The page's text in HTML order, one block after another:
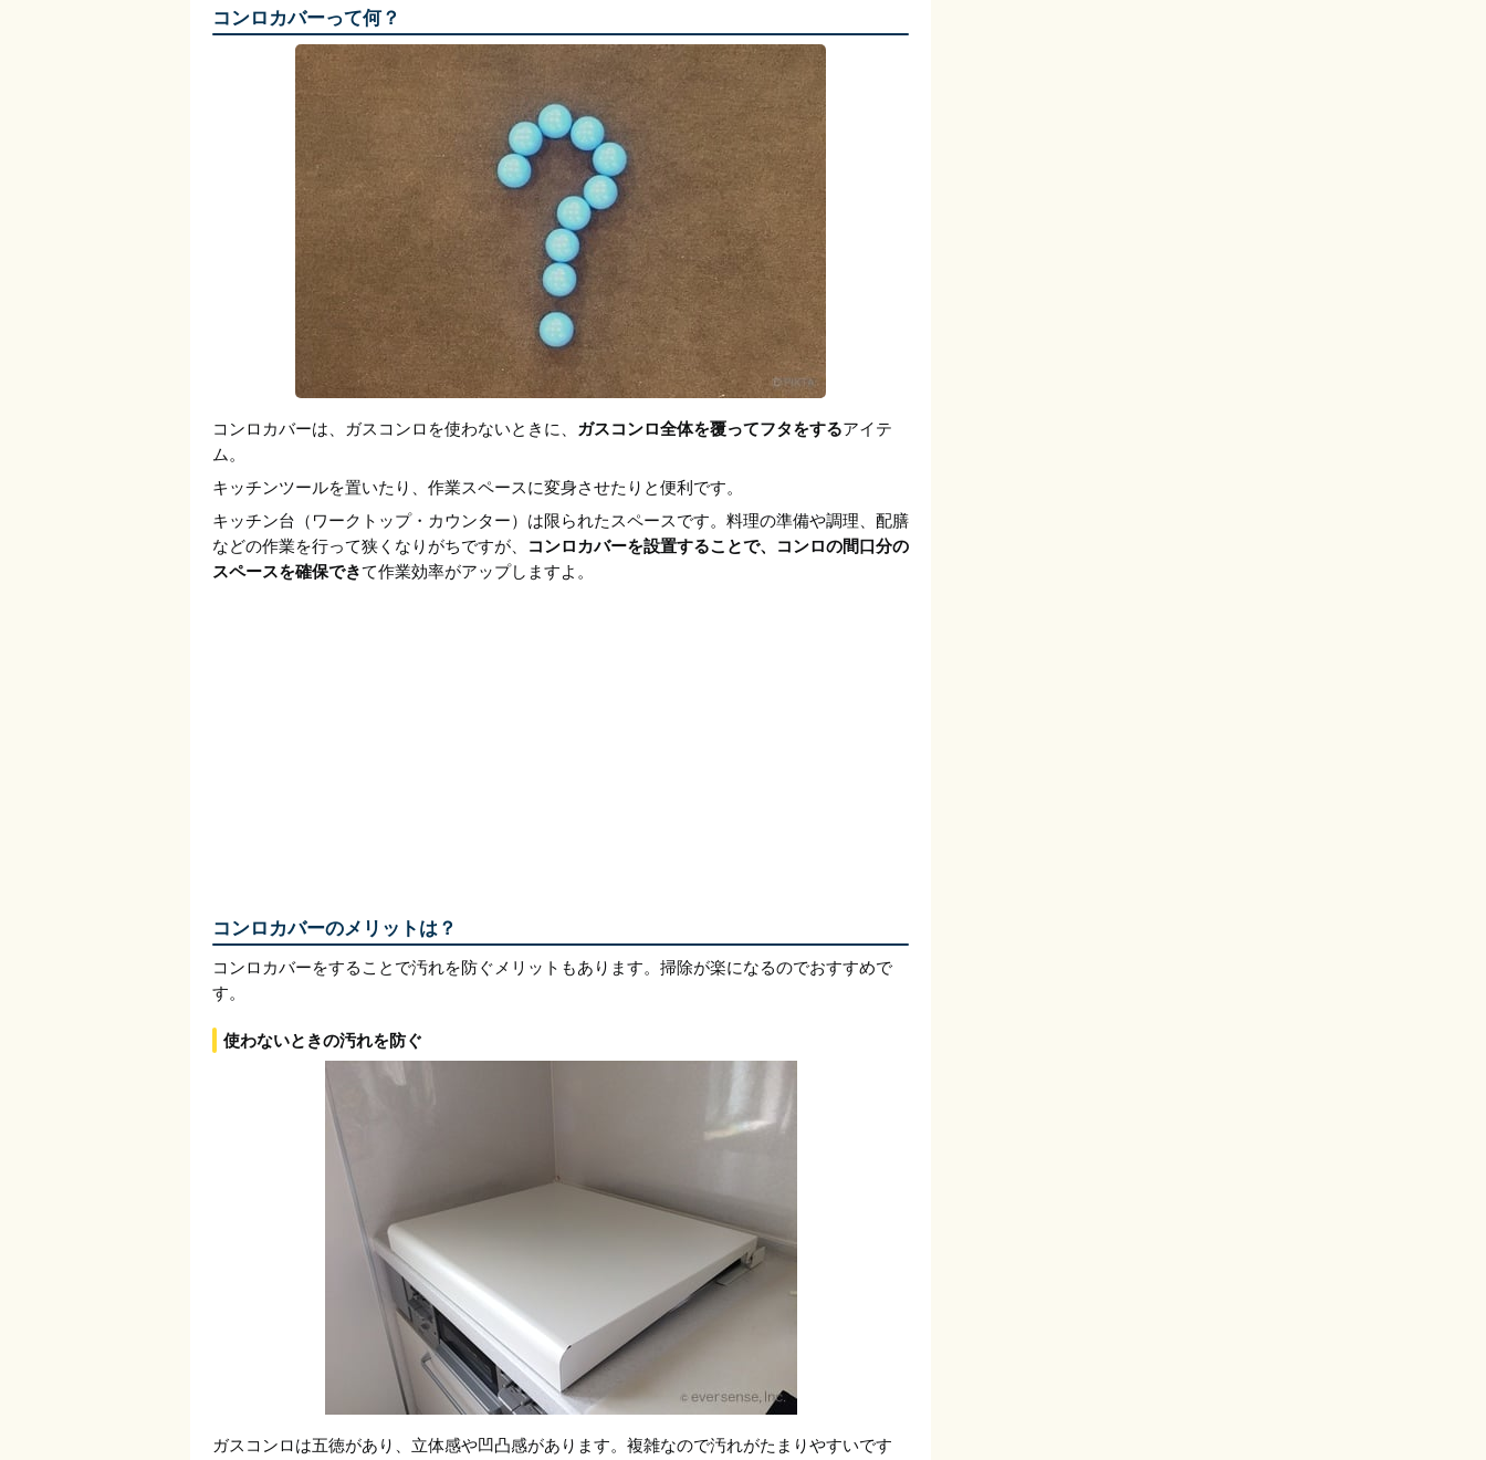
コンロカバーって何？
コンロカバーは、ガスコンロを使わないときに、 ガスコンロ全体を覆ってフタをするアイテ
ム。
キッチンツールを置いたり、作業スペースに変身させたりと便利です。
キッチン台（ワークトップ・カウンター）は限られたスペースです。料理の準備や調理、配膳
などの作業を行って狭くなりがちですが、
コンロカバーを設置することで、コンロの間口分の
スペースを確保できて作業効率がアップしますよ。
コンロカバーのメリットは？
コンロカバーをすることで汚れを防ぐメリットもあります。掃除が楽になるのでおすすめで
す。
使わないときの汚れを防ぐ
ガスコンロは五徳があり、立体感や凹凸感があります。複雑なので汚れがたまりやすいです